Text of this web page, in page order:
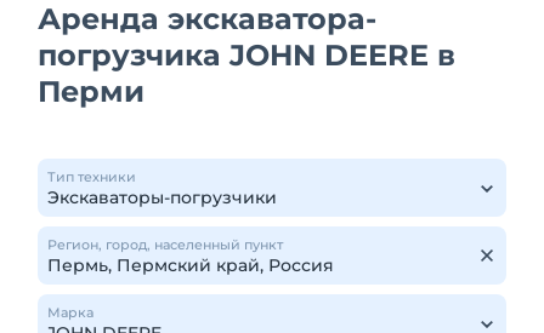
Аренда экскаватора-
погрузчика JOHN DEERE в
Перми
Тип техники
Регион, город, населенный пункт
Марка